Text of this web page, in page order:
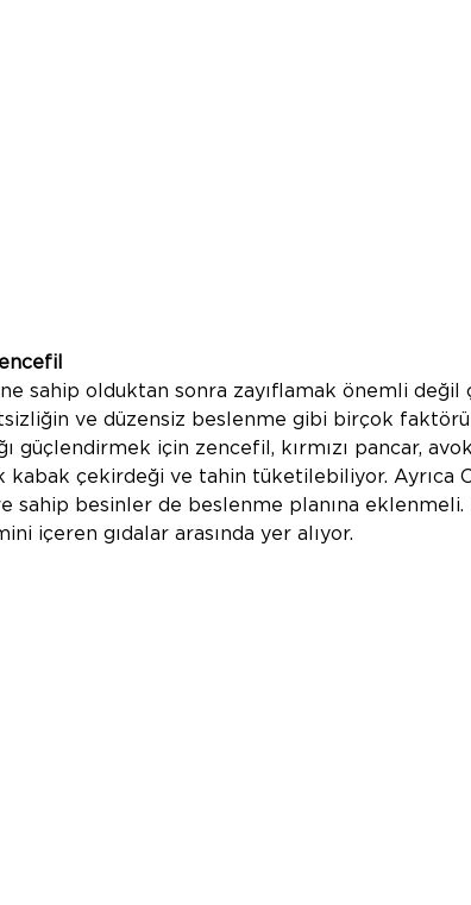
sahip olduktan sonra zayıflamak önemli değil
ve düzensiz beslenme gibi birçok
güçlendirmek için zencefil, kırmızı pancar,
kabak çekirdeği ve tahin tüketilebiliyor. Ayrıca C
sahip besinler de beslenme planına
içeren gıdalar arasında yer alıyor.